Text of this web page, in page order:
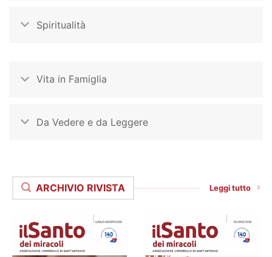
Spiritualità
Vita in Famiglia
Da Vedere e da Leggere
ARCHIVIO RIVISTA Leggi tutto